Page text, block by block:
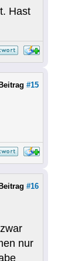
Hast
Beitrag #15
Beitrag #16
nur